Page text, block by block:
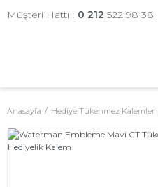
Müşteri Hattı : 0 212 522 98 38
Anasayfa Hediye Tükenmez Kalemler